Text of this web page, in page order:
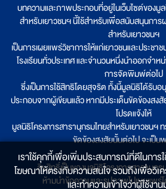
บทความและภาพประกอบที่อยู่ในเว็บไซต์ของมู
สำหรับเยาวชนฯ นี้ใช้สำหรับเพื่อสนับสนุนกา
สำหรับเยาวชนฯ
เป็นการเผยแพร่วิชาการให้แก่เยาวชนและประชา
โรงเรียนทั่วประเทศ และจำนวนหนึ่งนำออกจำ
การจัดพิมพ์ต่อไป
ซึ่งเป็นการใช้สิทธิโดยสุจริต ทั้งนี้มูลนิธิได้รั
ประกอบจากผู้เขียนแล้ว หากมีประเด็นขัดข้องสงสั
โปรดแจ้งให้
มูลนิธิโครงการสารานุกรมไทยสำหรับเยาวชน
ขัดข้องสงสัยนั้นต่อไป จะเป็
ลิขสิทธิ์เป็นของมูลนิธิโครงการสารานุกร
ห้ามนำข้อความและรูปภาพไปเผยแพ
เราใช้คุกกี้เพื่อเพิ่มประสบการณ์ที่ดีในการใ
โฆษณาให้ตรงกับความสนใจ รวมถึงเพื่อวิเค
และทำความเข้าใจว่าผู้ใช้งา